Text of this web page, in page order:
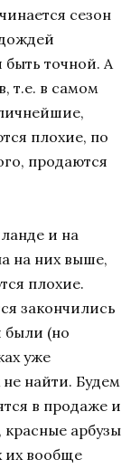
сезон
быть точной. А
т.е. в самом
плохие, по
продаются
и на
на них выше,
плохие.
закончились
были (но
уже
не найти. Будем
в продаже и
красные арбузы
их вообще